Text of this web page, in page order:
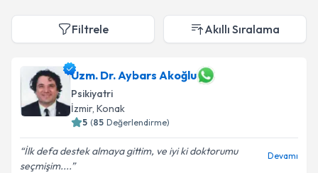
Filtrele Akıllı Sıralama
Uzm. Dr. Aybars Akoğlu
Psikiyatri
İzmir, Konak
5 (85 Değerlendirme)
İlk defa destek almaya gittim, ve iyi ki doktorumu
seçmişim....
Devamı